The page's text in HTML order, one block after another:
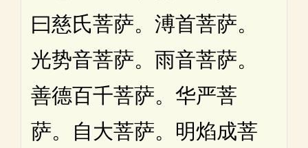
曰慈氏菩萨。溥首菩萨。
光势音菩萨。雨音菩萨。
善德百千菩萨。华严菩
萨。自大菩萨。明焰成菩